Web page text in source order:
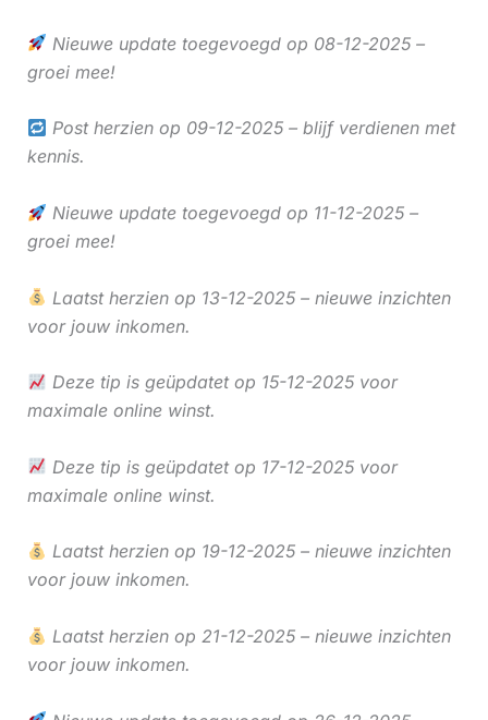
Nieuwe update toegevoegd op 08-12-2025 –
groei mee!
Post herzien op 09-12-2025 – blijf verdienen met
kennis.
Nieuwe update toegevoegd op 11-12-2025 –
groei mee!
Laatst herzien op 13-12-2025 – nieuwe inzichten
voor jouw inkomen.
Deze tip is geüpdatet op 15-12-2025 voor
maximale online winst.
Deze tip is geüpdatet op 17-12-2025 voor
maximale online winst.
Laatst herzien op 19-12-2025 – nieuwe inzichten
voor jouw inkomen.
Laatst herzien op 21-12-2025 – nieuwe inzichten
voor jouw inkomen.